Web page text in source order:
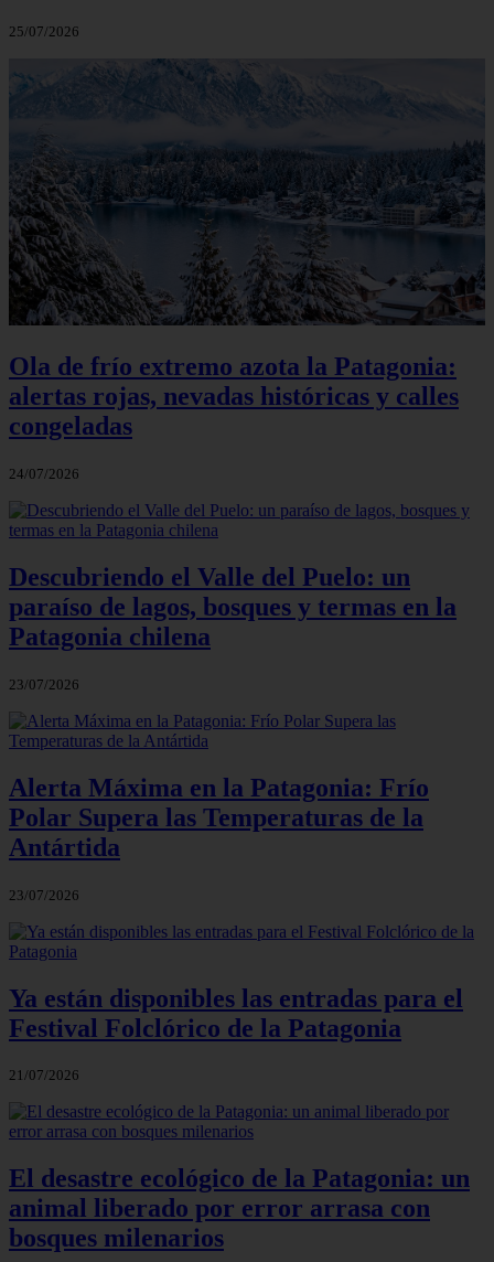
25/07/2026
Ola de frío extremo azota la Patagonia:
alertas rojas, nevadas históricas y calles
congeladas
24/07/2026
Descubriendo el Valle del Puelo: un
paraíso de lagos, bosques y termas en la
Patagonia chilena
23/07/2026
Alerta Máxima en la Patagonia: Frío
Polar Supera las Temperaturas de la
Antártida
23/07/2026
Ya están disponibles las entradas para el
Festival Folclórico de la Patagonia
21/07/2026
El desastre ecológico de la Patagonia: un
animal liberado por error arrasa con
bosques milenarios